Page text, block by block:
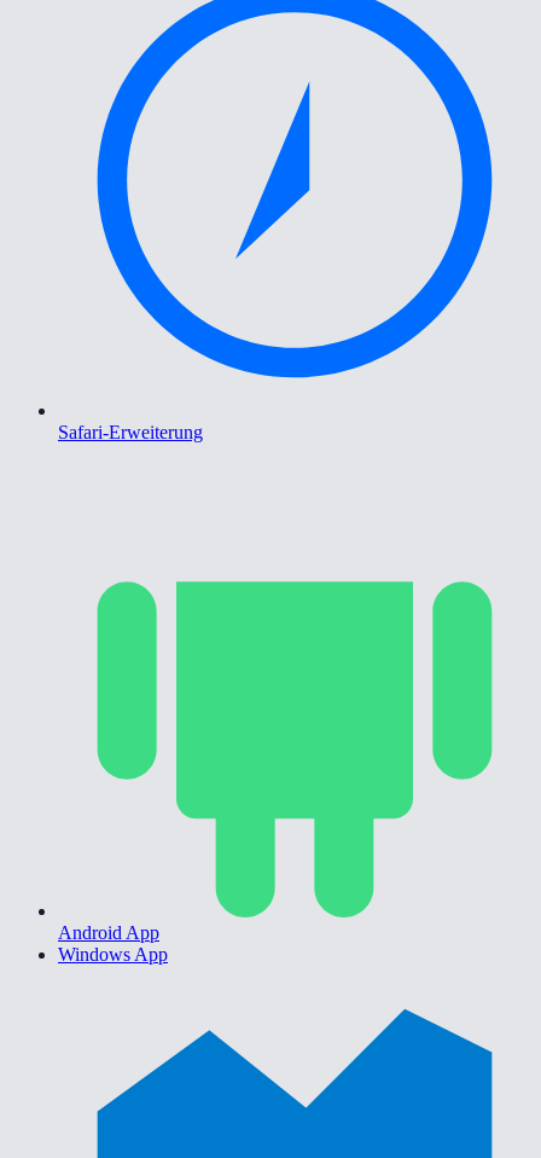
Safari-Erweiterung
Android App
Windows App